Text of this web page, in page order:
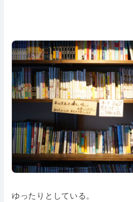
ゆったりとしている。